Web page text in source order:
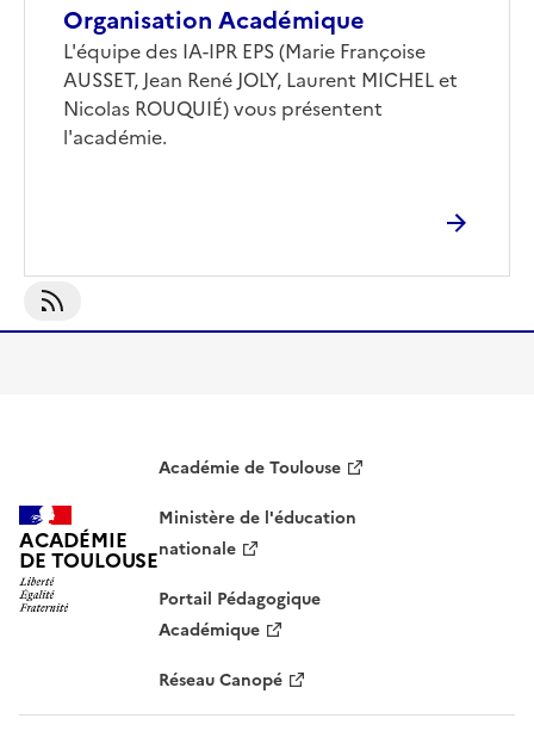
Organisation Académique
L'équipe des IA-IPR EPS (Marie Françoise
AUSSET, Jean René JOLY, Laurent MICHEL et
Nicolas ROUQUIÉ) vous présentent
l'académie.
S'abonner À Lettre Rentrée
ACADÉMIE
DE TOULOUSE
Académie de Toulouse
Ministère de l'éducation
nationale
Portail Pédagogique
Académique
Réseau Canopé